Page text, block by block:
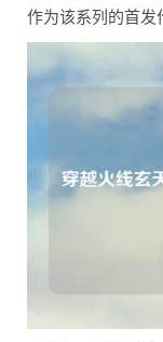
作为该系列的首发